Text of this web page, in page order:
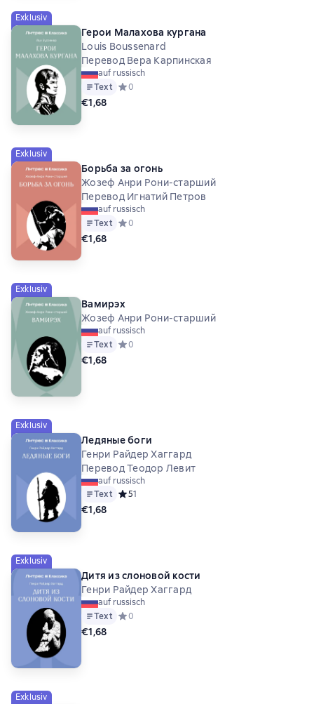
Exklusiv
Герои Малахова кургана
Louis Boussenard
Перевод Вера Карпинская
auf russisch
Text Средний рейтинг 0 на основе 0 оценок
0
€1,68
Exklusiv
Борьба за огонь
Жозеф Анри Рони-старший
Перевод Игнатий Петров
auf russisch
Text Средний рейтинг 0 на основе 0 оценок
0
€1,68
Exklusiv
Вамирэх
Жозеф Анри Рони-старший
auf russisch
Text Средний рейтинг 0 на основе 0 оценок
0
€1,68
Exklusiv
Ледяные боги
Генри Райдер Хаггард
Перевод Теодор Левит
auf russisch
Text Средний рейтинг 5 на основе 1 оценок
51
€1,68
Exklusiv
Дитя из слоновой кости
Генри Райдер Хаггард
auf russisch
Text Средний рейтинг 0 на основе 0 оценок
0
€1,68
Exklusiv